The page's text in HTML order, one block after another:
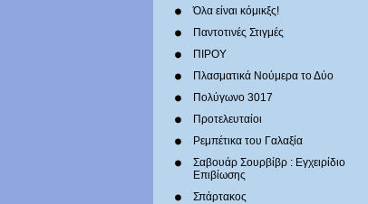
Όλα είναι κόμικξς!
Παντοτινές Στιγμές
ΠΙΡΟΥ
Πλασματικά Νούμερα το Δύο
Πολύγωνο 3017
Προτελευταίοι
Ρεμπέτικα του Γαλαξία
Σαβουάρ Σουρβίβρ : Εγχειρίδιο
Επιβίωσης
Σπάρτακος